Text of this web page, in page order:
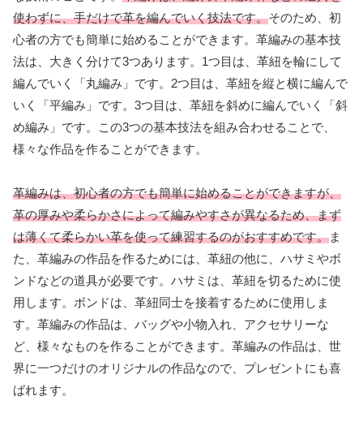
使わずに、手だけで革を編んでいく技法です。そのため、初
心者の方でも簡単に始めることができます。革編みの基本技
法は、大きく分けて3つあります。1つ目は、革紐を輪にして
編んでいく「丸編み」です。2つ目は、革紐を縦と横に編んで
いく「平編み」です。3つ目は、革紐を斜めに編んでいく「斜
め編み」です。この3つの基本技法を組み合わせることで、
様々な作品を作ることができます。
革編みは、初心者の方でも簡単に始めることができますが、
革の厚みや柔らかさによって編みやすさが異なるため、まず
は薄くて柔らかい革を使って練習するのがおすすめです。ま
た、革編みの作品を作るためには、革紐の他に、ハサミやボ
ンドなどの道具が必要です。ハサミは、革紐を切るために使
用します。ボンドは、革紐同士を接着するために使用しま
す。革編みの作品は、バッグや小物入れ、アクセサリーな
ど、様々なものを作ることができます。革編みの作品は、世
界に一つだけのオリジナルの作品なので、プレゼントにも喜
ばれます。